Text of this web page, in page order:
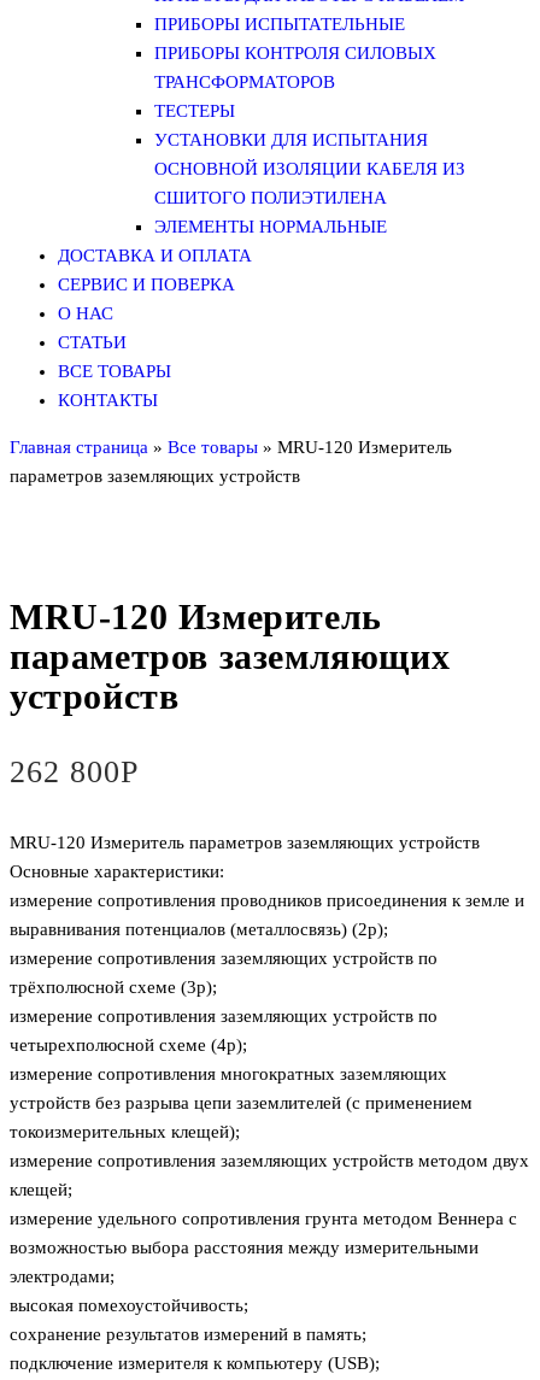
ПРИБОРЫ ИСПЫТАТЕЛЬНЫЕ
ПРИБОРЫ КОНТРОЛЯ СИЛОВЫХ
ТРАНСФОРМАТОРОВ
ТЕСТЕРЫ
УСТАНОВКИ ДЛЯ ИСПЫТАНИЯ
ОСНОВНОЙ ИЗОЛЯЦИИ КАБЕЛЯ ИЗ
СШИТОГО ПОЛИЭТИЛЕНА
ЭЛЕМЕНТЫ НОРМАЛЬНЫЕ
ДОСТАВКА И ОПЛАТА
СЕРВИС И ПОВЕРКА
О НАС
СТАТЬИ
ВСЕ ТОВАРЫ
КОНТАКТЫ
Главная страница » Все товары » MRU-120 Измеритель
параметров заземляющих устройств
MRU-120 Измеритель
параметров заземляющих
устройств
262 800Р
MRU-120 Измеритель параметров заземляющих устройств
Основные характеристики:
измерение сопротивления проводников присоединения к земле и
выравнивания потенциалов (металлосвязь) (2p);
измерение сопротивления заземляющих устройств по
трёхполюсной схеме (3p);
измерение сопротивления заземляющих устройств по
четырехполюсной схеме (4p);
измерение сопротивления многократных заземляющих
устройств без разрыва цепи заземлителей (с применением
токоизмерительных клещей);
измерение сопротивления заземляющих устройств методом двух
клещей;
измерение удельного сопротивления грунта методом Веннера с
возможностью выбора расстояния между измерительными
электродами;
высокая помехоустойчивость;
сохранение результатов измерений в память;
подключение измерителя к компьютеру (USB);